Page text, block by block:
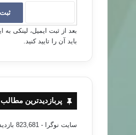
بعد از ثبت ایمیل، لینکی
باید آن را تایید کنید.
پربازدیدترین
سایت نوگرا - 823,681 بازدید